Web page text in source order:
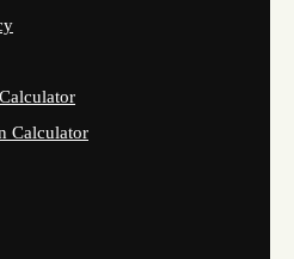
Calculator